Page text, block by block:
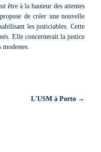
être à la hauteur des attentes
de créer une nouvelle
les justiciables. Cette
Elle concernerait la justice
L'USM à Porto →